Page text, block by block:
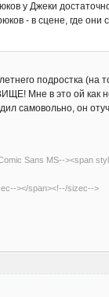
у Джеки
- в сцене, где
подростка (на
Мне в это ой как
самовольно, он
Sans MS--><span
></span><!--/sizec-->